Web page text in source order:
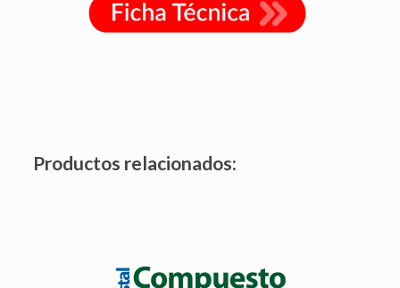
Productos relacionados:
Herbicida que combina de contacto que combina dos